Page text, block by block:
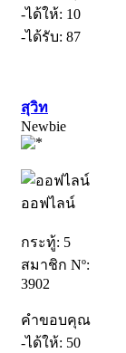
-ได้ให้: 10
-ได้รับ: 87
สุวิท
Newbie
ออฟไลน์
กระทู้: 5
สมาชิก Nº:
3902
คำขอบคุณ
-ได้ให้: 50